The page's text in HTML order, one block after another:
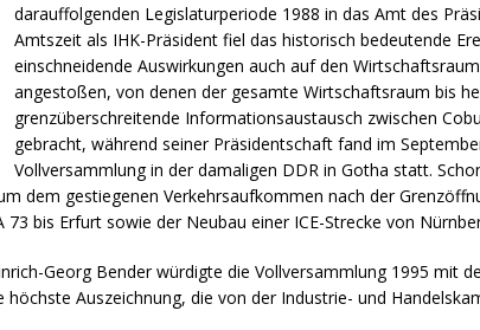
darauffolgenden Legislaturperiode 1988 in das Amt des
Amtszeit als IHK-Präsident fiel das historisch bedeutende
einschneidende Auswirkungen auch auf den
angestoßen, von denen der gesamte Wirtschaftsraum bis
grenzüberschreitende Informationsaustausch zwischen
gebracht, während seiner Präsidentschaft fand im
Vollversammlung in der damaligen DDR in Gotha statt.
dem gestiegenen Verkehrsaufkommen nach der
bis Erfurt sowie der Neubau einer ICE-Strecke von
Georg Bender würdigte die Vollversammlung 1995 mit
Auszeichnung, die von der Industrie- und